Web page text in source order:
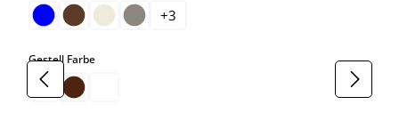
+3
Gestell Farbeauswählen